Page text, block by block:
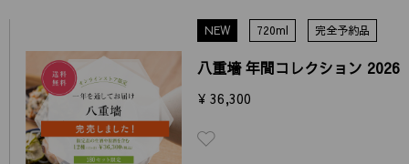
NEW 720ml 完全予約品
八重墻 年間コレクション 2026
¥ 36,300